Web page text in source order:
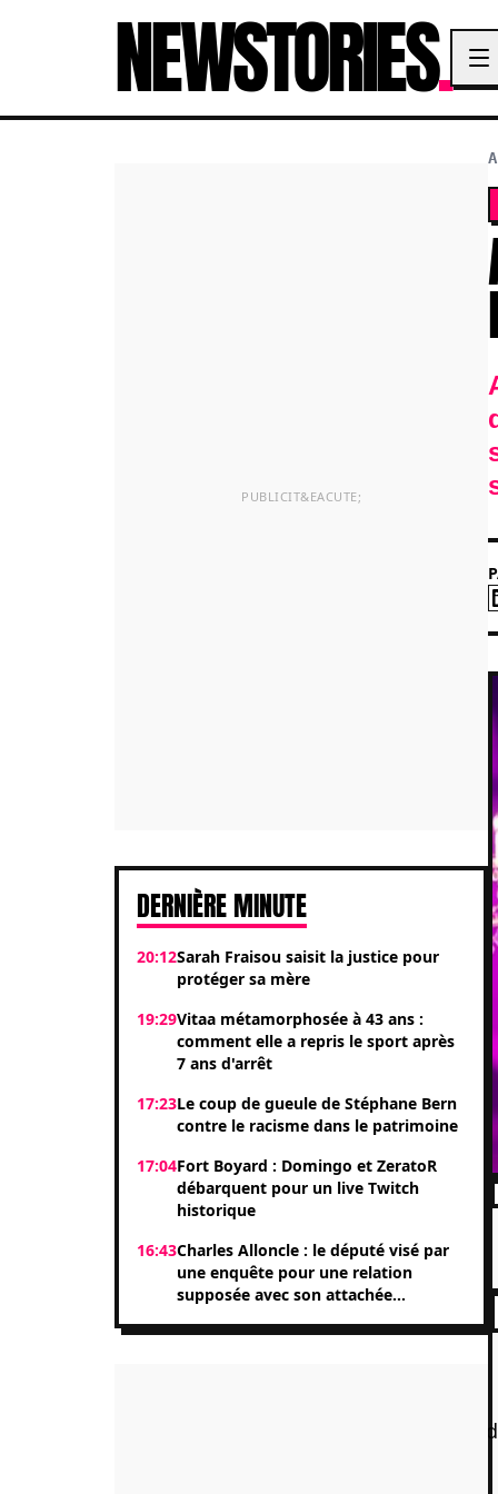
NEWSTORIES.
DERNIÈRE MINUTE
20:12Sarah Fraisou saisit la justice pour
protéger sa mère
19:29Vitaa métamorphosée à 43 ans :
comment elle a repris le sport après
7 ans d'arrêt
17:23Le coup de gueule de Stéphane Bern
contre le racisme dans le patrimoine
17:04Fort Boyard : Domingo et ZeratoR
débarquent pour un live Twitch
historique
16:43Charles Alloncle : le député visé par
une enquête pour une relation
supposée avec son attachée